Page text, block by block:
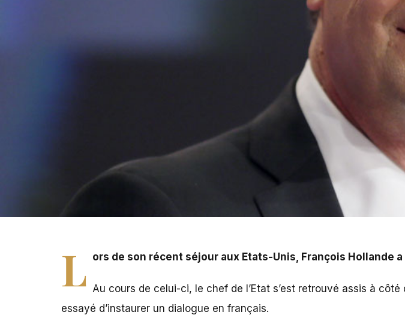
L ors de son récent séjour aux Etats-Unis, François Hollande
Au cours de celui-ci, le chef de l’Etat s’est retrouvé assis à
essayé d’instaurer un dialogue en français.